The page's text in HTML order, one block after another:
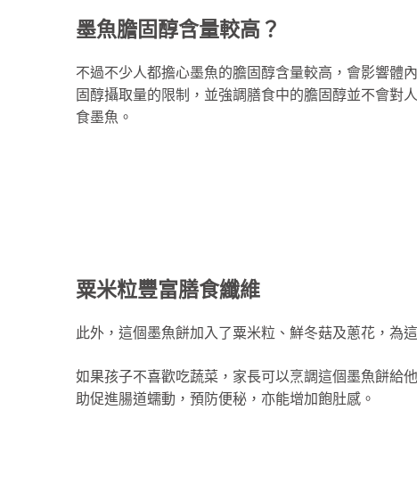
墨魚膽固醇含量較高？
不過不少人都擔心墨魚的膽固醇含量較高，會影響體
固醇攝取量的限制，並強調膳食中的膽固醇並不會對
食墨魚。
粟米粒豐富膳食纖維
此外，這個墨魚餅加入了粟米粒、鮮冬菇及蔥花，為
如果孩子不喜歡吃蔬菜，家長可以烹調這個墨魚餅給
助促進腸道蠕動，預防便秘，亦能增加飽肚感。